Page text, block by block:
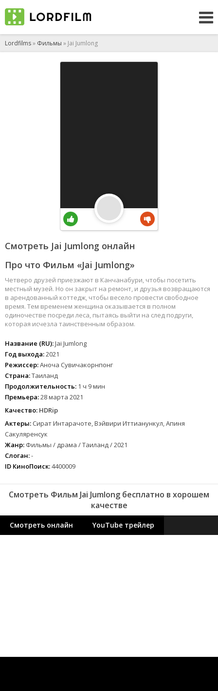
Lordfilms» Фильмы » Jai Jumlong
Смотреть Jai Jumlong онлайн
Про что Фильм «Jai Jumlong»
Четверо друзей приезжают в Канчанабури, чтобы посетить
местный музей. Но он закрыт на ремонт, и друзья возвращаются
в арендованный коттедж, чтобы весело провести свободное
время. Тем временем женщина оказывается в полном
одиночестве посреди леса, пытаясь выйти на след подруги,
которая исчезла таинственным образом.
Название (RU):Jai Jumlong
Год выхода:2021
Режиссер:Аноча Сувичакорнпонг
Страна:Таиланд
Продолжительность: 1 ч 9 мин
Премьера:28 марта 2021
Качество: HDRip
Актеры: Сират Интарачоте, Вэйвири Иттианункул, Апиня
Сакуляренсук
Жанр: Фильмы / драма / Таиланд / 2021
Слоган:-
ID КиноПоиск:4400009
Смотреть Фильм Jai Jumlong бесплатно в хорошем
качестве
Смотреть онлайн YouTube трейлер